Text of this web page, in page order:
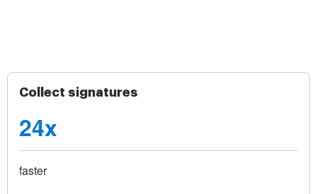
Collect signatures
24x
faster